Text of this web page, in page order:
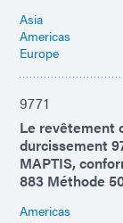
Asia
Americas
Europe
9771
Le revêtement
durcissement
MAPTIS,
883 Méthode
Americas